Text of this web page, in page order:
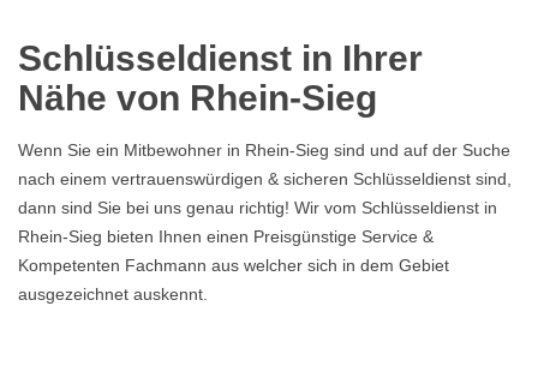
Schlüsseldienst in Ihrer
Nähe von Rhein-Sieg
Wenn Sie ein Mitbewohner in Rhein-Sieg sind und auf der Suche
nach einem vertrauenswürdigen & sicheren Schlüsseldienst sind,
dann sind Sie bei uns genau richtig! Wir vom Schlüsseldienst in
Rhein-Sieg bieten Ihnen einen Preisgünstige Service &
Kompetenten Fachmann aus welcher sich in dem Gebiet
ausgezeichnet auskennt.